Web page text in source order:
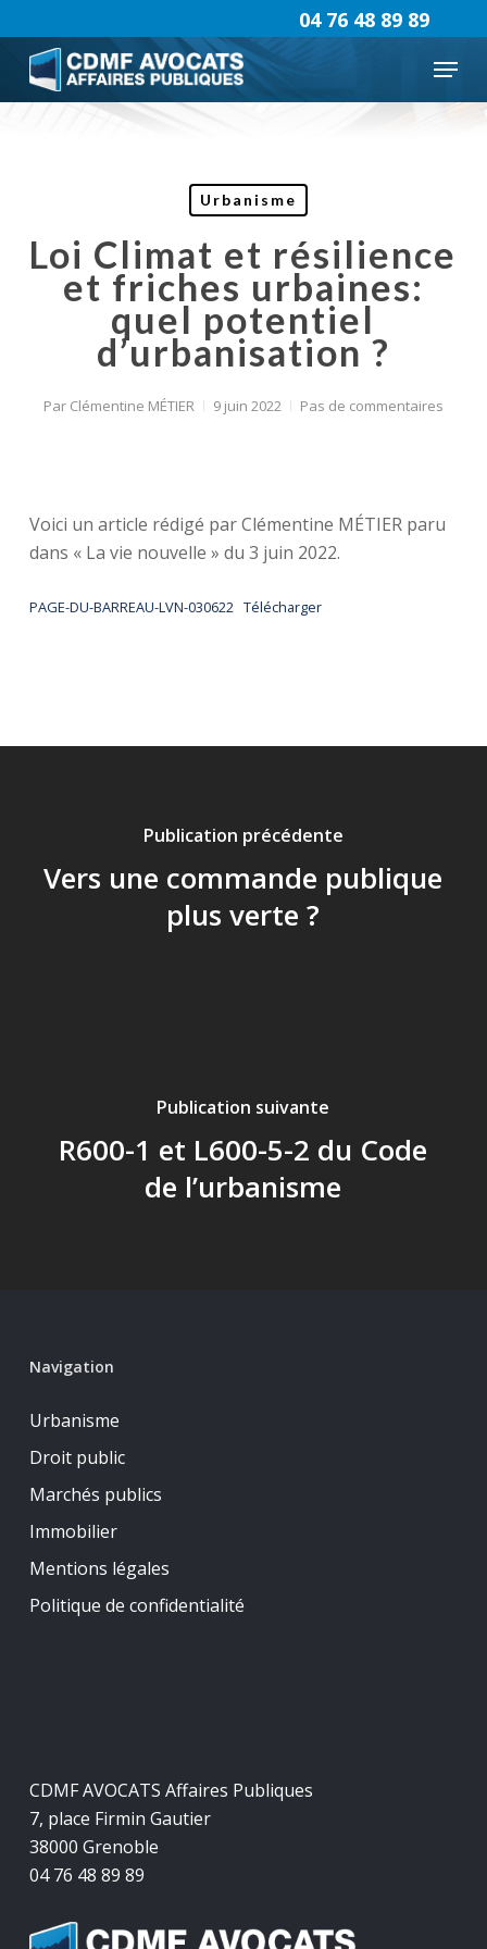
to
main
content
Menu
04 76 48 89 89
Urbanisme
Loi Climat et résilience
et friches urbaines:
quel potentiel
d’urbanisation ?
ParClémentine MÉTIER 9 juin 2022 Pas de commentaires
Voici un article rédigé par Clémentine MÉTIER paru
dans « La vie nouvelle » du 3 juin 2022.
PAGE-DU-BARREAU-LVN-030622 Télécharger
Publication précédente
Vers une commande publique
plus verte ?
Publication suivante
R600-1 et L600-5-2 du Code
de l’urbanisme
Navigation
Urbanisme
Droit public
Marchés publics
Immobilier
Mentions légales
Politique de confidentialité
CDMF AVOCATS Affaires Publiques
7, place Firmin Gautier
38000 Grenoble
04 76 48 89 89